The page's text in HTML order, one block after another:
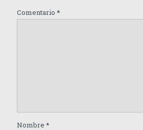
Comentario *
Nombre *